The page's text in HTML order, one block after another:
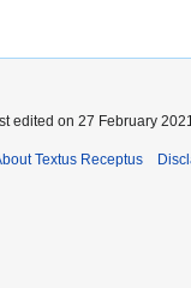
edited on 27 February
Textus Receptus